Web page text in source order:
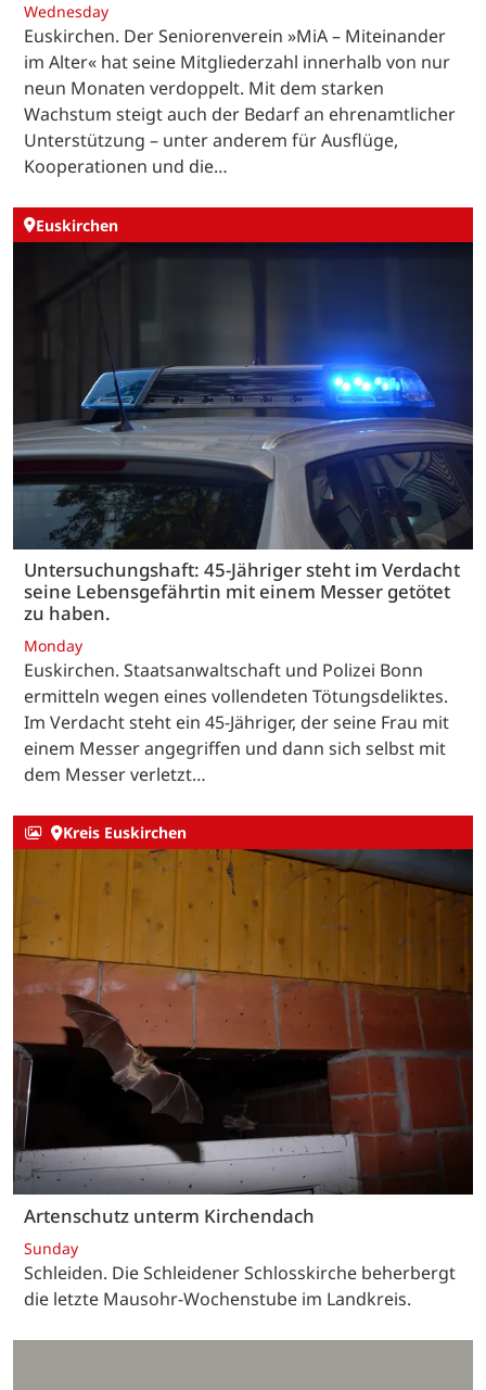
Wednesday
Euskirchen. Der Seniorenverein »MiA – Miteinander
im Alter« hat seine Mitgliederzahl innerhalb von nur
neun Monaten verdoppelt. Mit dem starken
Wachstum steigt auch der Bedarf an ehrenamtlicher
Unterstützung – unter anderem für Ausflüge,
Kooperationen und die…
Euskirchen
Untersuchungshaft: 45-Jähriger steht im Verdacht
seine Lebensgefährtin mit einem Messer getötet
zu haben.
Monday
Euskirchen. Staatsanwaltschaft und Polizei Bonn
ermitteln wegen eines vollendeten Tötungsdeliktes.
Im Verdacht steht ein 45-Jähriger, der seine Frau mit
einem Messer angegriffen und dann sich selbst mit
dem Messer verletzt…
Kreis Euskirchen
Artenschutz unterm Kirchendach
Sunday
Schleiden. Die Schleidener Schlosskirche beherbergt
die letzte Mausohr-Wochenstube im Landkreis.